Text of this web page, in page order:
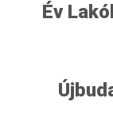
Év